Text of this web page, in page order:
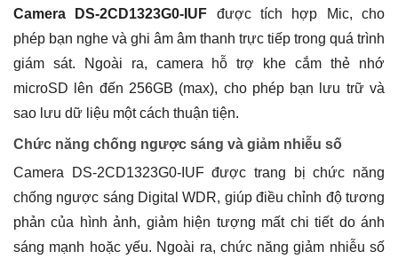
Camera DS-2CD1323G0-IUF được tích hợp Mic, cho
phép bạn nghe và ghi âm âm thanh trực tiếp trong quá trình
giám sát. Ngoài ra, camera hỗ trợ khe cắm thẻ nhớ
microSD lên đến 256GB (max), cho phép bạn lưu trữ và
sao lưu dữ liệu một cách thuận tiện.
Chức năng chống ngược sáng và giảm nhiễu số
Camera DS-2CD1323G0-IUF được trang bị chức năng
chống ngược sáng Digital WDR, giúp điều chỉnh độ tương
phản của hình ảnh, giảm hiện tượng mất chi tiết do ánh
sáng mạnh hoặc yếu. Ngoài ra, chức năng giảm nhiễu số